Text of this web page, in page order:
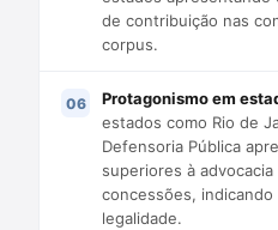
de contribuição nas
corpus.
Protagonismo em
estados como Rio de
Defensoria Pública
superiores à
concessões,
legalidade.